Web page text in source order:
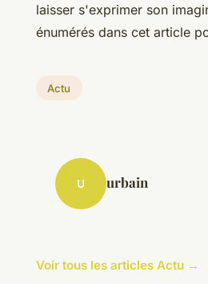
laisser s'exprimer son
énumérés dans cet article
Actu
U urbain
Voir tous les articles Actu →